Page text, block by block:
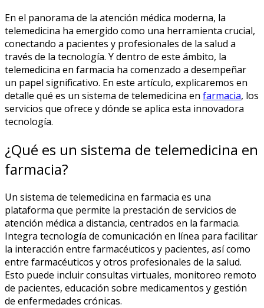
En el panorama de la atención médica moderna, la
telemedicina ha emergido como una herramienta crucial,
conectando a pacientes y profesionales de la salud a
través de la tecnología. Y dentro de este ámbito, la
telemedicina en farmacia ha comenzado a desempeñar
un papel significativo. En este artículo, explicaremos en
detalle qué es un sistema de telemedicina en farmacia, los
servicios que ofrece y dónde se aplica esta innovadora
tecnología.
¿Qué es un sistema de telemedicina en
farmacia?
Un sistema de telemedicina en farmacia es una
plataforma que permite la prestación de servicios de
atención médica a distancia, centrados en la farmacia.
Integra tecnología de comunicación en línea para facilitar
la interacción entre farmacéuticos y pacientes, así como
entre farmacéuticos y otros profesionales de la salud.
Esto puede incluir consultas virtuales, monitoreo remoto
de pacientes, educación sobre medicamentos y gestión
de enfermedades crónicas.